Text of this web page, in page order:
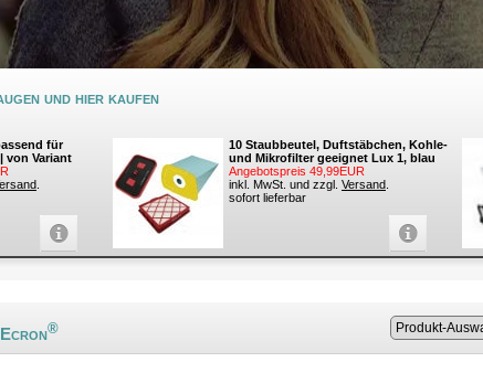
und hier kaufen
für
von Variant
10 Staubbeutel, Duftstäbchen, Kohle-
und Mikrofilter geeignet Lux 1, blau
Angebotspreis 49,99EUR
inkl. MwSt. und zzgl. Versand
sofort lieferbar
®